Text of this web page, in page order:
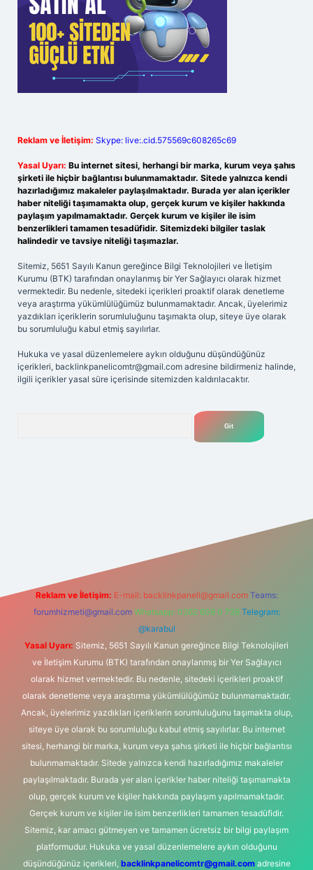
Reklam ve İletişim: Skype: live:.cid.575569c608265c69
Yasal Uyarı: Bu internet sitesi, herhangi bir marka, kurum veya şahıs
şirketi ile hiçbir bağlantısı bulunmamaktadır. Sitede yalnızca kendi
hazırladığımız makaleler paylaşılmaktadır. Burada yer alan içerikler
haber niteliği taşımamakta olup, gerçek kurum ve kişiler hakkında
paylaşım yapılmamaktadır. Gerçek kurum ve kişiler ile isim
benzerlikleri tamamen tesadüfidir. Sitemizdeki bilgiler taslak
halindedir ve tavsiye niteliği taşımazlar.
Sitemiz, 5651 Sayılı Kanun gereğince Bilgi Teknolojileri ve İletişim
Kurumu (BTK) tarafından onaylanmış bir Yer Sağlayıcı olarak hizmet
vermektedir. Bu nedenle, sitedeki içerikleri proaktif olarak denetleme
veya araştırma yükümlülüğümüz bulunmamaktadır. Ancak, üyelerimiz
yazdıkları içeriklerin sorumluluğunu taşımakta olup, siteye üye olarak
bu sorumluluğu kabul etmiş sayılırlar.
Hukuka ve yasal düzenlemelere aykırı olduğunu düşündüğünüz
içerikleri, backlinkpanelicomtr@gmail.com adresine bildirmeniz halinde,
ilgili içerikler yasal süre içerisinde sitemizden kaldırılacaktır.
Reklam ve İletişim: E-mail: backlinkpaneli@gmail.com Teams:
forumhizmeti@gmail.com Whatsapp: 0262 606 0 726 Telegram:
@karabul
Yasal Uyarı: Sitemiz, 5651 Sayılı Kanun gereğince Bilgi Teknolojileri
ve İletişim Kurumu (BTK) tarafından onaylanmış bir Yer Sağlayıcı
olarak hizmet vermektedir. Bu nedenle, sitedeki içerikleri proaktif
olarak denetleme veya araştırma yükümlülüğümüz bulunmamaktadır.
Ancak, üyelerimiz yazdıkları içeriklerin sorumluluğunu taşımakta olup,
siteye üye olarak bu sorumluluğu kabul etmiş sayılırlar. Bu internet
sitesi, herhangi bir marka, kurum veya şahıs şirketi ile hiçbir bağlantısı
bulunmamaktadır. Sitede yalnızca kendi hazırladığımız makaleler
paylaşılmaktadır. Burada yer alan içerikler haber niteliği taşımamakta
olup, gerçek kurum ve kişiler hakkında paylaşım yapılmamaktadır.
Gerçek kurum ve kişiler ile isim benzerlikleri tamamen tesadüfidir.
Sitemiz, kar amacı gütmeyen ve tamamen ücretsiz bir bilgi paylaşım
platformudur. Hukuka ve yasal düzenlemelere aykırı olduğunu
düşündüğünüz içerikleri, backlinkpanelicomtr@gmail.comadresine